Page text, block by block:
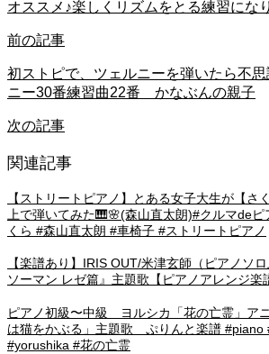
オススメ♪楽しくリズムをとる練習にな
前の記事
初ストピで、ツェルニーを弾いたら不
ニー30番練習曲22番 かなぶんの親子
次の記事
関連記事
【ストリートピアノ】とある女子大生が【さ
上で弾いてみた🎹🌸(森山直太朗)#クルマde
くら #森山直太朗 #車椅子 #ストリートピアノ
【楽譜あり】IRIS OUT/米津玄師（ピアノソ
ソーマン レゼ篇』主題歌【ピアノアレンジ楽
ピアノ初級〜中級 ヨルシカ「花の亡霊」ア
は猫をかぶる」主題歌 ぷりんと楽譜 #piano
#yorushika #花の亡霊